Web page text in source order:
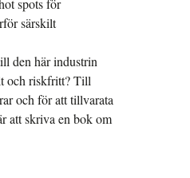
spots för
särskilt
den här industrin
och riskfritt? Till
och för att tillvarata
att skriva en bok om